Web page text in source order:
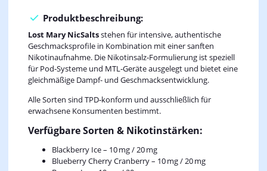
Produktbeschreibung:
Lost Mary NicSaltsstehen für intensive, authentische
Geschmacksprofile in Kombination mit einer sanften
Nikotinaufnahme. Die Nikotinsalz‑Formulierung ist speziell
für Pod‑Systeme und MTL‑Geräte ausgelegt und bietet eine
gleichmäßige Dampf- und Geschmacksentwicklung.
Alle Sorten sind TPD‑konform und ausschließlich für
erwachsene Konsumenten bestimmt.
Verfügbare Sorten & Nikotinstärken:
Blackberry Ice – 10 mg / 20 mg
Blueberry Cherry Cranberry – 10 mg / 20 mg